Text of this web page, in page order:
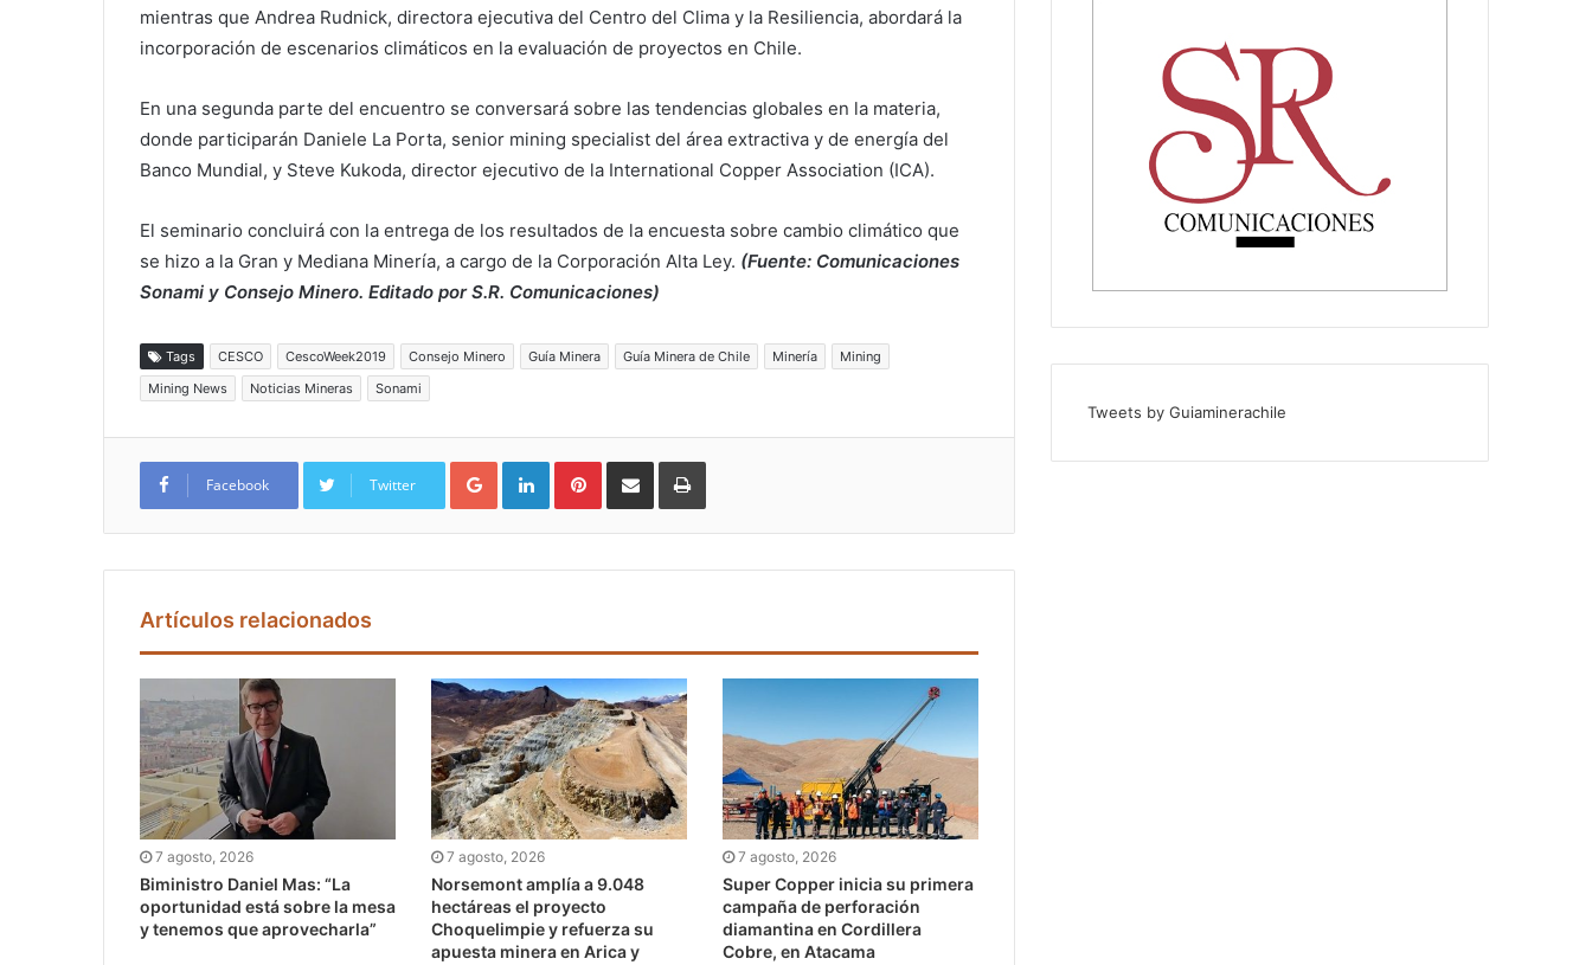
mientras que Andrea Rudnick, directora ejecutiva del Centro del Clima y la Resiliencia, abordará la
incorporación de escenarios climáticos en la evaluación de proyectos en Chile.
En una segunda parte del encuentro se conversará sobre las tendencias globales en la materia,
donde participarán Daniele La Porta, senior mining specialist del área extractiva y de energía del
Banco Mundial, y Steve Kukoda, director ejecutivo de la International Copper Association (ICA).
El seminario concluirá con la entrega de los resultados de la encuesta sobre cambio climático que
se hizo a la Gran y Mediana Minería, a cargo de la Corporación Alta Ley. (Fuente: Comunicaciones
Sonami y Consejo Minero. Editado por S.R. Comunicaciones)
Tags CESCO CescoWeek2019 Consejo Minero Guía Minera Guía Minera de Chile Minería
Mining
Mining News
Noticias Mineras Sonami
Facebook Twitter
Google+ LinkedIn Pinterest
Artículos relacionados
7 agosto, 2026
Biministro Daniel Mas: “La
oportunidad está sobre la mesa
y tenemos que aprovecharla”
7 agosto, 2026
Norsemont amplía a 9.048
hectáreas el proyecto
Choquelimpie y refuerza su
apuesta minera en Arica y
7 agosto, 2026
Super Copper inicia su primera
campaña de perforación
diamantina en Cordillera
Cobre, en Atacama
Tweets by Guiaminerachile